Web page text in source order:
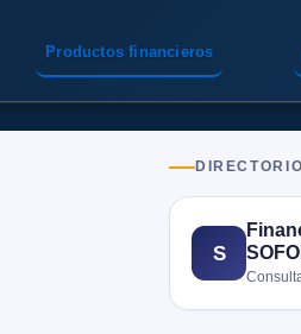
Productos financieros
S